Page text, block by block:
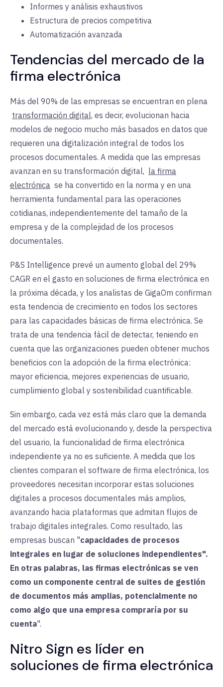
Informes y análisis exhaustivos
Estructura de precios competitiva
Automatización avanzada
Tendencias del mercado de la
firma electrónica
Más del 90% de las empresas se encuentran en plena
transformación digital, es decir, evolucionan hacia
modelos de negocio mucho más basados en datos que
requieren una digitalización integral de todos los
procesos documentales. A medida que las empresas
avanzan en su transformación digital, la firma
electrónica se ha convertido en la norma y en una
herramienta fundamental para las operaciones
cotidianas, independientemente del tamaño de la
empresa y de la complejidad de los procesos
documentales.
P&S Intelligence prevé un aumento global del 29%
CAGR en el gasto en soluciones de firma electrónica en
la próxima década, y los analistas de GigaOm confirman
esta tendencia de crecimiento en todos los sectores
para las capacidades básicas de firma electrónica. Se
trata de una tendencia fácil de detectar, teniendo en
cuenta que las organizaciones pueden obtener muchos
beneficios con la adopción de la firma electrónica:
mayor eficiencia, mejores experiencias de usuario,
cumplimiento global y sostenibilidad cuantificable.
Sin embargo, cada vez está más claro que la demanda
del mercado está evolucionando y, desde la perspectiva
del usuario, la funcionalidad de firma electrónica
independiente ya no es suficiente. A medida que los
clientes comparan el software de firma electrónica, los
proveedores necesitan incorporar estas soluciones
digitales a procesos documentales más amplios,
avanzando hacia plataformas que admitan flujos de
trabajo digitales integrales. Como resultado, las
empresas buscan "capacidades de procesos
integrales en lugar de soluciones independientes".
En otras palabras, las firmas electrónicas se ven
como un componente central de suites de gestión
de documentos más amplias, potencialmente no
como algo que una empresa compraría por su
cuenta".
Nitro Sign es líder en
soluciones de firma electrónica